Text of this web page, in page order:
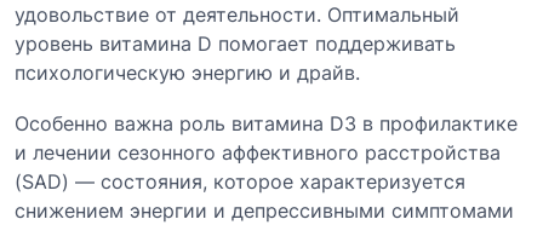
удовольствие от деятельности. Оптимальный
уровень витамина D помогает поддерживать
психологическую энергию и драйв.
Особенно важна роль витамина D3 в профилактике
и лечении сезонного аффективного расстройства
(SAD) — состояния, которое характеризуется
снижением энергии и депрессивными симптомами